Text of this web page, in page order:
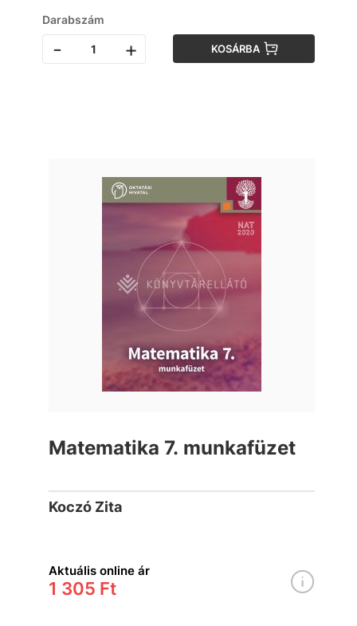
Darabszám
- + KOSÁRBA
Matematika 7. munkafüzet
Koczó Zita
Aktuális online ár
1 305 Ft